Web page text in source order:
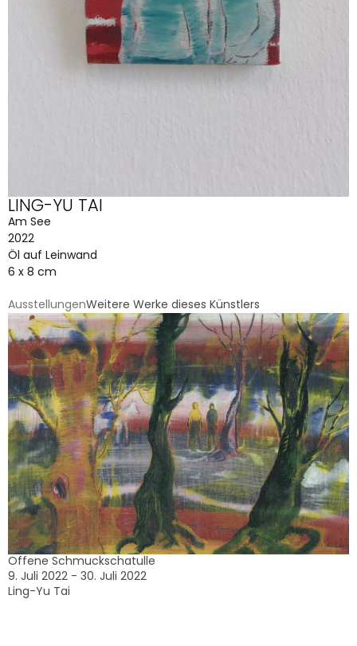
LING-YU TAI
Am See
2022
Öl auf Leinwand
6 x 8 cm
AusstellungenWeitere Werke dieses Künstlers
Offene Schmuckschatulle
9. Juli 2022 - 30. Juli 2022
Ling-Yu Tai